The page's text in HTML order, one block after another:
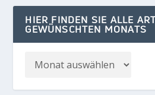
HIER FINDEN SIE ALLE
GEWÜNSCHTEN MONATS